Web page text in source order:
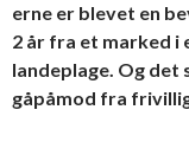
erne er blevet en
2 år fra et marked i
landeplage. Og det
gåpåmod fra